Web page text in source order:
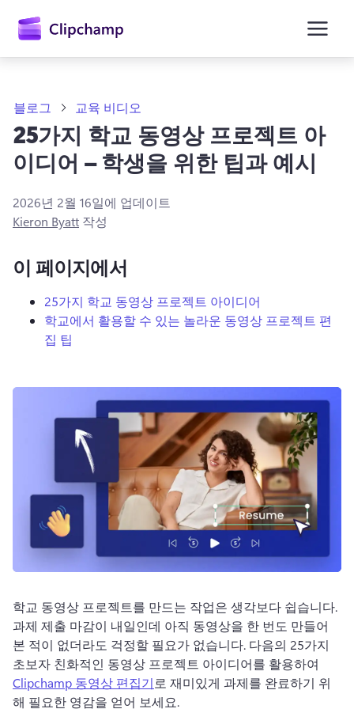
로
무료 체험하기
블로그 교육 비디오
25가지 학교 동영상 프로젝트 아
이디어 – 학생을 위한 팁과 예시
2026년 2월 16일에 업데이트
Kieron Byatt 작성
이 페이지에서
25가지 학교 동영상 프로젝트 아이디어
학교에서 활용할 수 있는 놀라운 동영상 프로젝트 편
집 팁
과제 제출 마감이 내일인데 아직 동영상을 한 번도 만들어
본 적이 없더라도 걱정할 필요가 없습니다. 다음의 25가지
초보자 친화적인 동영상 프로젝트 아이디어를 활용하여
Clipchamp 동영상 편집기 로 재미있게 과제를 완료하기 위
해 필요한 영감을 얻어 보세요.